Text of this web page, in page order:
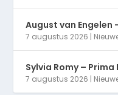
August van Engelen
7 augustus 2026 |
Sylvia Romy – Prima
7 augustus 2026 |